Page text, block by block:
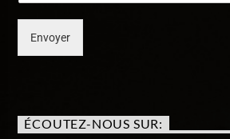
Envoyer
ÉCOUTEZ-NOUS SUR: